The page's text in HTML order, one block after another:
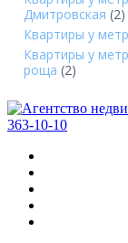
Дмитровская (2)
Квартиры у
Квартиры у
роща (2)
363-10-10